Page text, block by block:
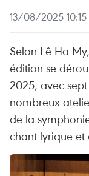
13/08/2025 10:15
Selon Lê Ha
édition se
2025, avec
nombreux
de la
chant lyrique et